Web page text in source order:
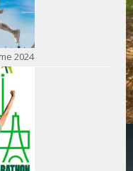
2024